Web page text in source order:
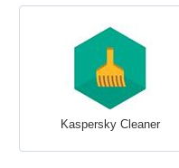
Kaspersky Cleaner